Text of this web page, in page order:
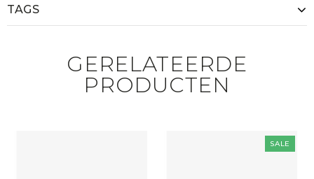
TAGS
GERELATEERDE
PRODUCTEN
SALE